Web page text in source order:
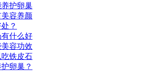
护卵巢
容养颜
？
什么好
容功效
铁皮石
卵巢？